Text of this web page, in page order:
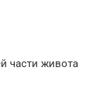
части живота